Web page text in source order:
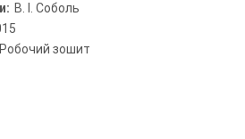
В. І. Соболь
Робочий зошит